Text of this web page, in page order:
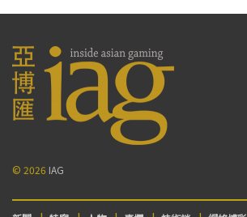
© 2026 IAG